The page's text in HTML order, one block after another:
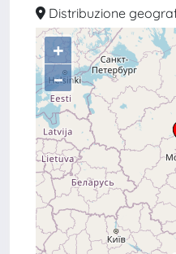
Distribuzione
+
–